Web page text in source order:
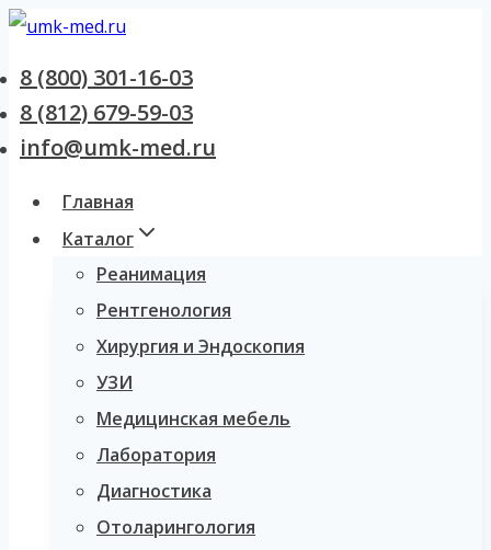
Перейти
содержанию
8 (800) 301-16-03
8 (812) 679-59-03
info@umk-med.ru
Главная
Каталог
Реанимация
Рентгенология
Хирургия и Эндоскопия
УЗИ
Медицинская мебель
Лаборатория
Диагностика
Отоларингология